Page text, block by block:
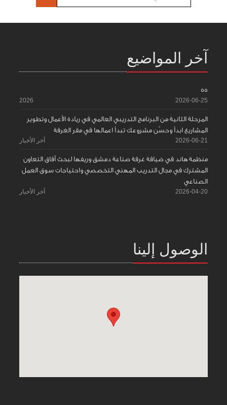
آخر المواضيع
55
2026-06-25
2026
المرحلة الثانية من البرنامج التدريبي العالمي في ريادة الأعمال وتطوير
المشاريع ابدأ وحسّن مشروعك تبدأ اعمالها في مقر الغرفة
2026-06-21 آخر الأخبار
منظمة هاند في ضيافة غرفة صناعة دمشق وريفها لبحث آفاق التعاون
المشترك في مجال التدريب المهني التخصصي واحتياجات سوق العمل
الصناعي
2026-04-20 آخر الأخبار
الوصول إلينا